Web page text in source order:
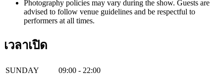
Photography policies may vary during the show. Guests are
advised to follow venue guidelines and be respectful to
performers at all times.
เวลาเปิด
SUNDAY
09:00 - 22:00